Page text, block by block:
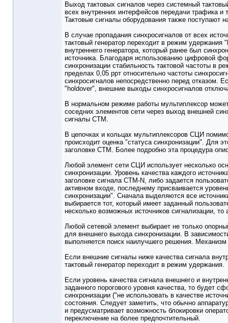
Выход тактовых сигналов через системный
всех внутренних интерфейсов передачи трафика
Тактовые сигналы оборудования также поступают
В случае пропадания синхросигналов от всех
тактовый генератор переходит в режим
внутреннего генератора, который ранее был
источника. Благодаря использованию цифровой
синхронизации стабильность тактовой частоты в
пределах 0,05 ррт относительно частоты
синхросигналов непосредственно перед отказом.
"holdover", внешние выходы синхросигналов
В нормальном режиме работы мультиплексор
соседних элементов сети через выход внешней
сигналы СТМ.
В цепочках и кольцах мультиплексоров СЦИ
происходит оценка "статуса синхронизации". Для
заголовке СТМ. Более подробно эта процедура
Любой элемент сети СЦИ использует несколько
синхронизации. Уровень качества каждого
заголовке сигнала CTM-N, либо задается
активном входе, последнему присваивается
синхронизации". Сначала выделяются все
выбирается тот, который имеет заданный
несколько возможных источников сигнализации,
Любой сетевой элемент выбирает не только
для внешнего выхода синхронизации. В
выполняется поиск наилучшего решения.
Если внешние сигналы ниже качества сигнала
тактовый генератор переходит в режим удержания.
Если уровень качества сигнала внешнего и
заданного порогового уровня качества, то будет
синхронизации ("не использовать в качестве
состояния. Следует заметить, что обычно
и предусматривает возможность блокировки
переключение на более предпочтительный.